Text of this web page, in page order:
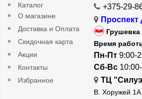
Каталог
О магазине
Доставка и Оплата
Скидочная карта
Акции
Контакты
Избранное
+375-29-
Проспект
Грушевка
Время
Пн-Пт 9:00-
Сб-Вс
ТЦ
В. Хоружей 1А